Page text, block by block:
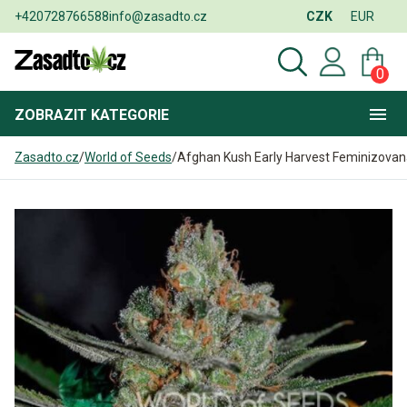
+420728766588info@zasadto.cz CZK EUR
0
ZOBRAZIT KATEGORIE
Zasadto.cz/World of Seeds/Afghan Kush Early Harvest